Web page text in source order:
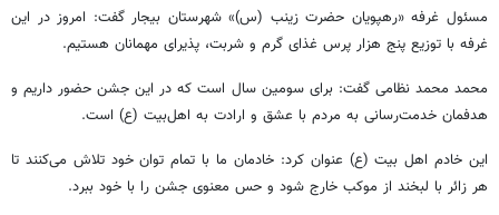
مسئول غرفه «رهپویان حضرت زینب (س)» شهرستان بیجار گفت: امروز در این
غرفه با توزیع پنج هزار پرس غذای گرم و شربت، پذیرای مهمانان هستیم.
محمد محمد نظامی گفت: برای سومین سال است که در این جشن حضور داریم و
هدفمان خدمت‌رسانی به مردم با عشق و ارادت به اهل‌بیت (ع) است.
این خادم اهل بیت (ع) عنوان کرد: خادمان ما با تمام توان خود تلاش می‌کنند تا
هر زائر با لبخند از موکب خارج شود و حس معنوی جشن را با خود ببرد.